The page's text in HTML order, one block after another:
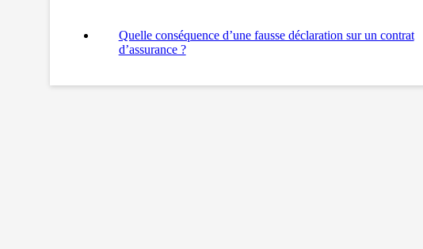
Quelle conséquence d’une fausse déclaration sur un contrat
d’assurance ?